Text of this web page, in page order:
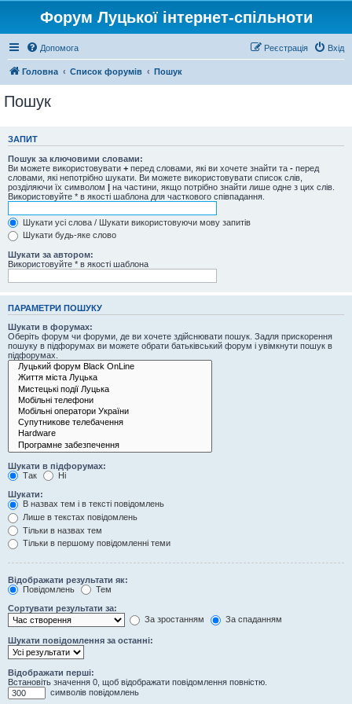
Форум Луцької інтернет-спільноти
Допомога Вхід
Реєстрація
Головна Список форумів Пошук
Пошук
ЗАПИТ
Пошук за ключовими словами:
Ви можете використовувати + перед словами, які ви хочете знайти та - перед
словами, які непотрібно шукати. Ви можете використовувати список слів,
розділяючи їх символом | на частини, якщо потрібно знайти лише одне з цих слів.
Використовуйте * в якості шаблона для часткового співпадання.
Шукати усі слова / Шукати використовуючи мову запитів
Шукати будь-яке слово
Шукати за автором:
Використовуйте * в якості шаблона
ПАРАМЕТРИ ПОШУКУ
Шукати в форумах:
Оберіть форум чи форуми, де ви хочете здійснювати пошук. Задля прискорення
пошуку в підфорумах ви можете обрати батьківський форум і увімкнути пошук в
підфорумах.
Шукати в підфорумах:
Так
Ні
Шукати:
В назвах тем і в тексті повідомлень
Лише в текстах повідомлень
Тільки в назвах тем
Тільки в першому повідомленні теми
Відображати результати як:
Повідомлень
Тем
Сортувати результати за:
За зростанням
За спаданням
Шукати повідомлення за останні:
Відображати перші:
Встановіть значення 0, щоб відображати повідомлення повністю.
символів повідомлень